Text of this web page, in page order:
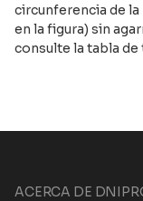
circunferencia de
en la figura) sin
consulte la tabla de
ACERCA DE